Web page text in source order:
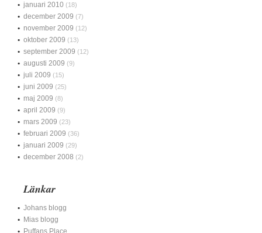
januari 2010 (18)
december 2009 (7)
november 2009 (12)
oktober 2009 (13)
september 2009 (12)
augusti 2009 (9)
juli 2009 (15)
juni 2009 (25)
maj 2009 (8)
april 2009 (9)
mars 2009 (23)
februari 2009 (36)
januari 2009 (29)
december 2008 (2)
Länkar
Johans blogg
Mias blogg
Puffans Place